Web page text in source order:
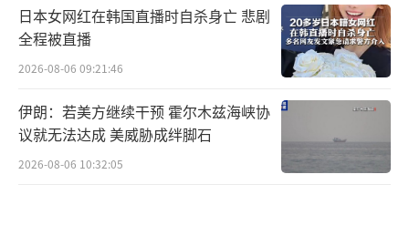
日本女网红在韩国直播时自杀身亡 悲剧
全程被直播
2026-08-06 09:21:46
伊朗：若美方继续干预 霍尔木兹海峡协
议就无法达成 美威胁成绊脚石
2026-08-06 10:32:05